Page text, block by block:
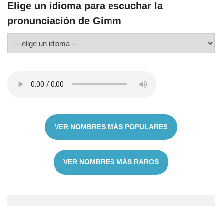
Elige un idioma para escuchar la
pronunciación de Gimm
VER NOMBRES MÁS POPULARES
VER NOMBRES MÁS RAROS